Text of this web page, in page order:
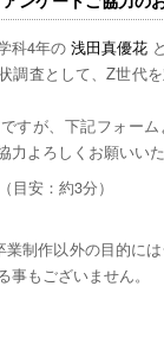
科4年の 浅田真優花と
調査として、Z世代
すが、下記フォー
力よろしくお願いい
目安：約3分）
制作以外の目的には
事もございません。